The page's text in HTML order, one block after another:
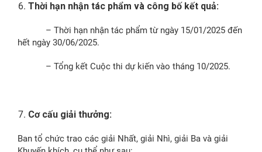
Thời hạn nhận tác phẩm và công bố kết quả:
– Thời hạn nhận tác phẩm từ ngày 15/01/2025 đến
hết ngày 30/06/2025.
– Tổng kết Cuộc thi dự kiến vào tháng 10/2025.
Cơ cấu giải thưởng:
Ban tổ chức trao các giải Nhất, giải Nhì, giải Ba và giải